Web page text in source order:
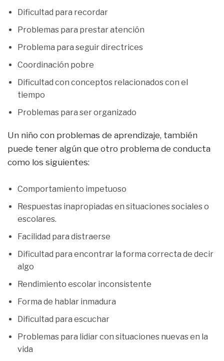
Dificultad para recordar
Problemas para prestar atención
Problema para seguir directrices
Coordinación pobre
Dificultad con conceptos relacionados con el
tiempo
Problemas para ser organizado
Un niño con problemas de aprendizaje, también
puede tener algún que otro problema de conducta
como los siguientes:
Comportamiento impetuoso
Respuestas inapropiadas en situaciones sociales o
escolares.
Facilidad para distraerse
Dificultad para encontrar la forma correcta de decir
algo
Rendimiento escolar inconsistente
Forma de hablar inmadura
Dificultad para escuchar
Problemas para lidiar con situaciones nuevas en la
vida